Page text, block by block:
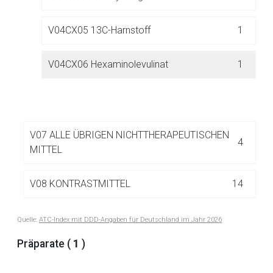
V04CX05 13C-Harnstoff 1
V04CX06 Hexaminolevulinat 1
V07 ALLE ÜBRIGEN NICHTTHERAPEUTISCHEN
MITTEL
4
V08 KONTRASTMITTEL 14
V09 RADIODIAGNOSTIKA
V10 RADIOTHERAPEUTIKA
Quelle: ATC-Index mit DDD-Angaben für Deutschland im Jahr 2026
Präparate ( 1 )
Der von Ihnen aufgerufene Link öffnet eine externe Web-
Betreiber verantwortlich. Ebenso gelten dort ggf. andere